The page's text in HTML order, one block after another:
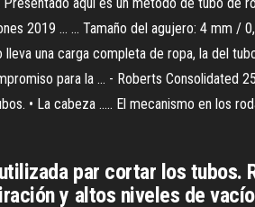
2019 ... ... Tamaño del agujero: 4 mm /
una carga completa de ropa, la del
para la ... - Roberts Consolidated
• La cabeza ..... El mecanismo en los
par cortar los tubos.
y altos niveles de